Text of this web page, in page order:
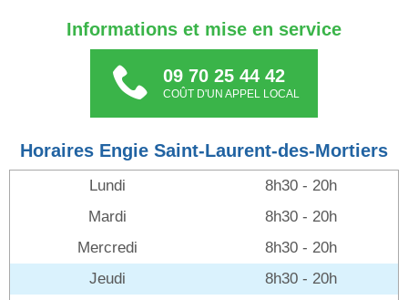
Informations et mise en service
09 70 25 44 42
COÛT D'UN APPEL LOCAL
Horaires Engie Saint-Laurent-des-Mortiers
Lundi
8h30 - 20h
Mardi
8h30 - 20h
Mercredi
8h30 - 20h
Jeudi
8h30 - 20h